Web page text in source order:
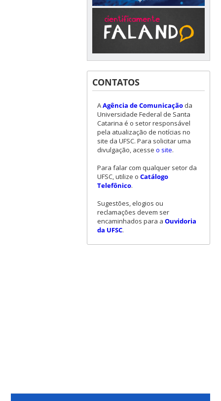
CONTATOS
AAgência de Comunicaçãoda
Universidade Federal de Santa
Catarina é o setor responsável
pela atualização de notícias no
site da UFSC. Para solicitar uma
divulgação, acesse o site.
Para falar com qualquer setor da
UFSC, utilize o Catálogo
Telefônico.
Sugestões, elogios ou
reclamações devem ser
encaminhados para a Ouvidoria
da UFSC.